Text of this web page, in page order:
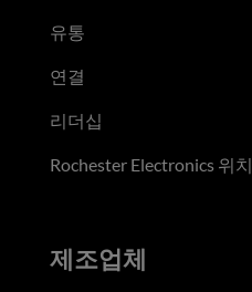
유통
연결
리더십
Rochester Electronics 위치
제조업체